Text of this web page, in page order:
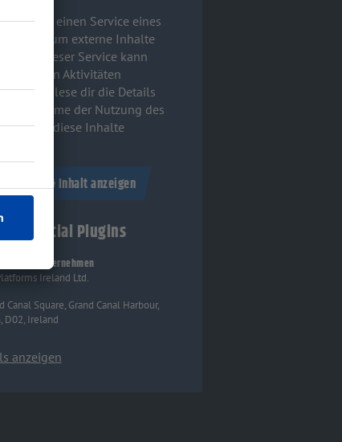
einen Service eines
um externe Inhalte
Dieser Service kann
zu deinen Aktivitäten
Bitte lese dir die Details
und stimme der Nutzung des
zu, um diese Inhalte
& Inhalt anzeigen
Social Plugins
Unternehmen
Ireland Ltd.
Canal Square, Grand Canal Harbour,
D02, Ireland
anzeigen